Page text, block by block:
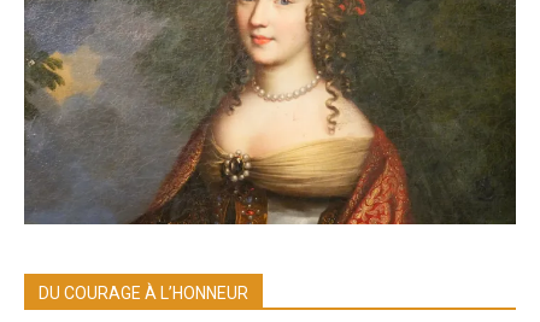
DU COURAGE À L’HONNEUR